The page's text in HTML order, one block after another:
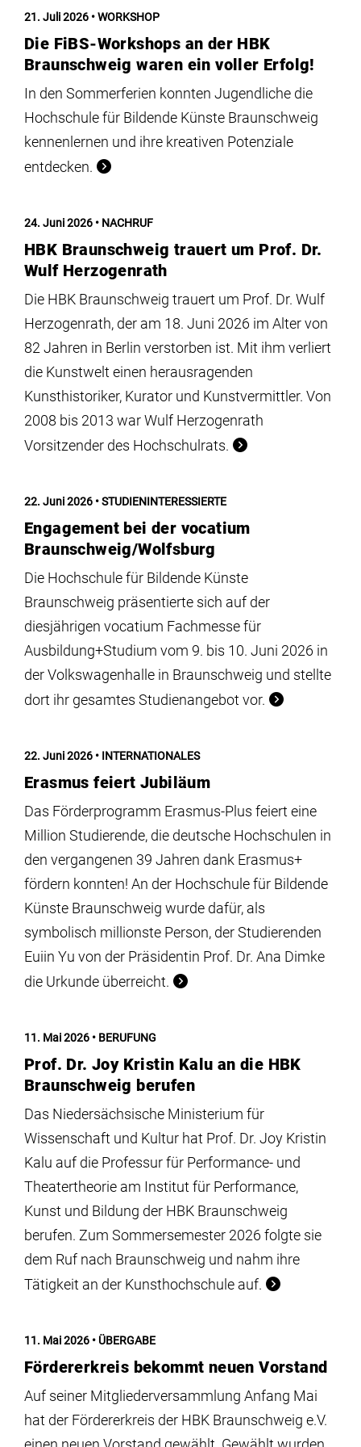
Institute
Forschung
Infrastruktur
Aktuelles
meinstudium
21. Juli 2026 WORKSHOP
Die FiBS-Workshops an der HBK
Braunschweig waren ein voller Erfolg!
In den Sommerferien konnten Jugendliche die
Hochschule für Bildende Künste Braunschweig
kennenlernen und ihre kreativen Potenziale
entdecken.
24. Juni 2026 NACHRUF
HBK Braunschweig trauert um Prof. Dr.
Wulf Herzogenrath
Die HBK Braunschweig trauert um Prof. Dr. Wulf
Herzogenrath, der am 18. Juni 2026 im Alter von
82 Jahren in Berlin verstorben ist. Mit ihm verliert
die Kunstwelt einen herausragenden
Kunsthistoriker, Kurator und Kunstvermittler. Von
2008 bis 2013 war Wulf Herzogenrath
Vorsitzender des Hochschulrats.
22. Juni 2026 STUDIENINTERESSIERTE
Engagement bei der vocatium
Braunschweig/Wolfsburg
Die Hochschule für Bildende Künste
Braunschweig präsentierte sich auf der
diesjährigen vocatium Fachmesse für
Ausbildung+Studium vom 9. bis 10. Juni 2026 in
der Volkswagenhalle in Braunschweig und stellte
dort ihr gesamtes Studienangebot vor.
22. Juni 2026 INTERNATIONALES
Erasmus feiert Jubiläum
Das Förderprogramm Erasmus-Plus feiert eine
Million Studierende, die deutsche Hochschulen in
den vergangenen 39 Jahren dank Erasmus+
fördern konnten! An der Hochschule für Bildende
Künste Braunschweig wurde dafür, als
symbolisch millionste Person, der Studierenden
Euiin Yu von der Präsidentin Prof. Dr. Ana Dimke
die Urkunde überreicht.
11. Mai 2026 BERUFUNG
Prof. Dr. Joy Kristin Kalu an die HBK
Braunschweig berufen
Das Niedersächsische Ministerium für
Wissenschaft und Kultur hat Prof. Dr. Joy Kristin
Kalu auf die Professur für Performance- und
Theatertheorie am Institut für Performance,
Kunst und Bildung der HBK Braunschweig
berufen. Zum Sommersemester 2026 folgte sie
dem Ruf nach Braunschweig und nahm ihre
Tätigkeit an der Kunsthochschule auf.
11. Mai 2026 ÜBERGABE
Fördererkreis bekommt neuen Vorstand
Auf seiner Mitgliederversammlung Anfang Mai
hat der Fördererkreis der HBK Braunschweig e.V.